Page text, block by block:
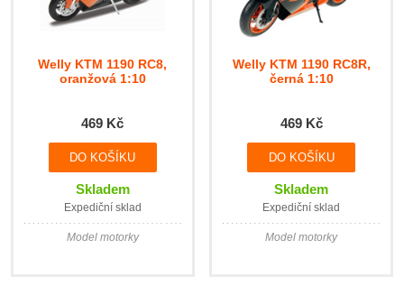
Welly KTM 1190 RC8,
oranžová 1:10
469 Kč
Skladem
Expediční sklad
Model motorky
Welly KTM 1190 RC8R,
černá 1:10
469 Kč
Skladem
Expediční sklad
Model motorky